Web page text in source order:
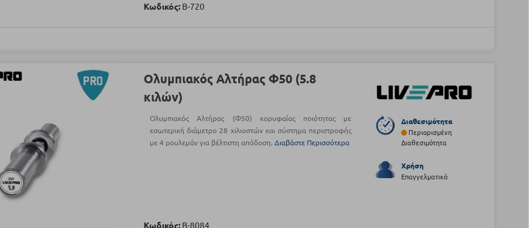
Κωδικός: Β-720
Ολυμπιακός Αλτήρας Φ50 (5.8
κιλών)
Ολυμπιακός Αλτήρας (Φ50) κορυφαίας ποιότητας με
εσωτερική διάμετρο 28 χιλιοστών και σύστημα περιστροφής
με 4 ρουλεμάν για βέλτιστη απόδοση.Διαβάστε Περισσότερα
Κωδικός: Β-8084
Διαθεσιμότητα
Περιορισμένη
Διαθεσιμότητα
Χρήση
Επαγγελματικό